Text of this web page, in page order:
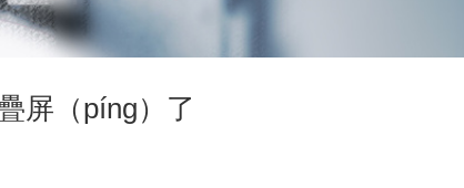
屏（píng）了